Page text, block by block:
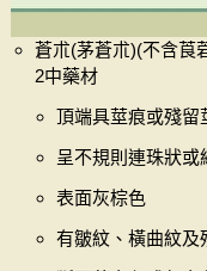
蒼朮(茅蒼朮)(不含莨
2中藥材
頂端具莖痕或殘留
呈不規則連珠狀或
表面灰棕色
有皺紋、橫曲紋及